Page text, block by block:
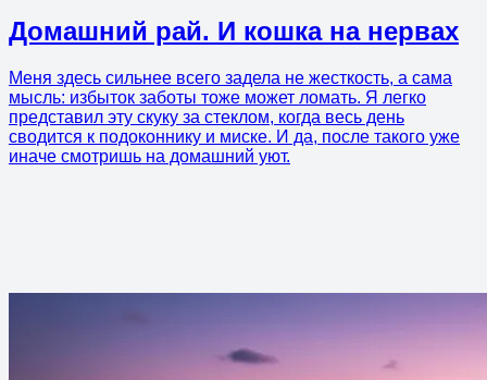
Домашний рай. И кошка на нервах
Меня здесь сильнее всего задела не жесткость, а сама
мысль: избыток заботы тоже может ломать. Я легко
представил эту скуку за стеклом, когда весь день
сводится к подоконнику и миске. И да, после такого уже
иначе смотришь на домашний уют.